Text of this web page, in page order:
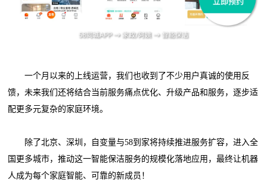
一个月以来的上线运营，我们也收到了不少用户真诚的使用反
馈，未来我们还将结合当前服务痛点优化、升级产品和服务，逐步适
配更多元复杂的家庭环境。
除了北京、深圳，自变量与58到家将持续推进服务扩容，进入全
国更多城市，推动这一智能保洁服务的规模化落地应用，最终让机器
人成为每个家庭智能、可靠的新成员！